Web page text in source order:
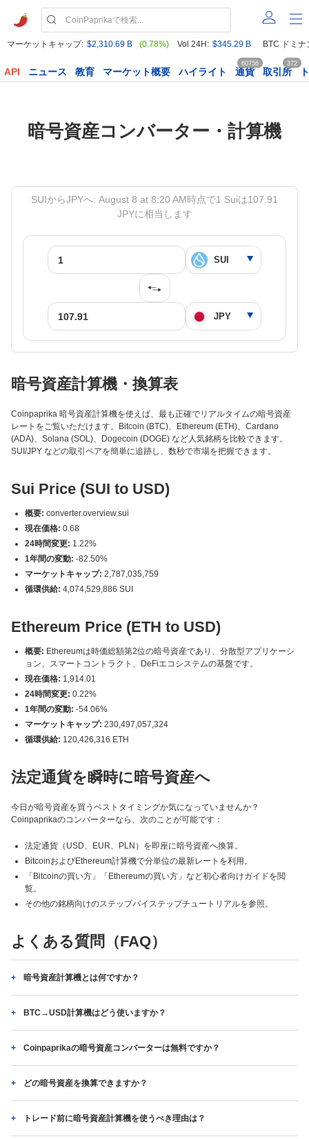
マーケットキャップ: $2,310.69 B (0.78%) Vol 24H: $345.29 B BTC ドミナ
API ニュース 教育 マーケット概要 ハイライト 通貨
60756
取引所
372
暗号資産コンバーター・計算機
SUIからJPYへ: August 8 at 8:20 AM時点で1 Suiは107.91
JPYに相当します
暗号資産計算機・換算表
Coinpaprika 暗号資産計算機を使えば、最も正確でリアルタイムの暗号資産
レートをご覧いただけます。Bitcoin (BTC)、Ethereum (ETH)、Cardano
(ADA)、Solana (SOL)、Dogecoin (DOGE) など人気銘柄を比較できます。
SUI/JPY などの取引ペアを簡単に追跡し、数秒で市場を把握できます。
Sui Price (SUI to USD)
概要: converter.overview.sui
現在価格: 0.68
24時間変更: 1.22%
1年間の変動: -82.50%
マーケットキャップ: 2,787,035,759
循環供給: 4,074,529,886 SUI
Ethereum Price (ETH to USD)
概要: Ethereumは時価総額第2位の暗号資産であり、分散型アプリケーシ
ョン、スマートコントラクト、DeFiエコシステムの基盤です。
現在価格: 1,914.01
24時間変更: 0.22%
1年間の変動: -54.06%
マーケットキャップ: 230,497,057,324
循環供給: 120,426,316 ETH
法定通貨を瞬時に暗号資産へ
今日が暗号資産を買うベストタイミングか気になっていませんか？
Coinpaprikaのコンバーターなら、次のことが可能です：
法定通貨（USD、EUR、PLN）を即座に暗号資産へ換算。
BitcoinおよびEthereum計算機で分単位の最新レートを利用。
「Bitcoinの買い方」「Ethereumの買い方」など初心者向けガイドを閲
覧。
その他の銘柄向けのステップバイステップチュートリアルを参照。
よくある質問（FAQ）
暗号資産計算機とは何ですか？
BTC→USD計算機はどう使いますか？
Coinpaprikaの暗号資産コンバーターは無料ですか？
どの暗号資産を換算できますか？
トレード前に暗号資産計算機を使うべき理由は？